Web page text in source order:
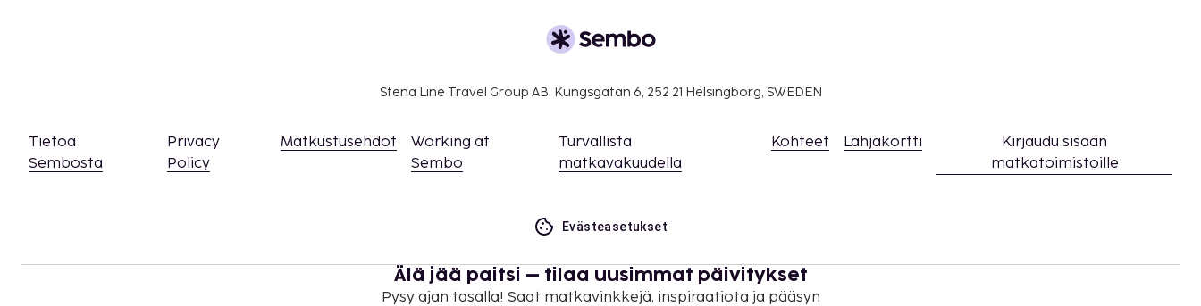
Stena Line Travel Group AB, Kungsgatan 6, 252 21 Helsingborg, SWEDEN
Tietoa
Sembosta
Privacy
Policy
Matkustusehdot
Working at
Sembo
Turvallista
matkavakuudella
Kohteet Lahjakortti
Kirjaudu sisään
matkatoimistoille
Evästeasetukset
Älä jää paitsi – tilaa uusimmat päivitykset
Pysy ajan tasalla! Saat matkavinkkejä, inspiraatiota ja pääsyn